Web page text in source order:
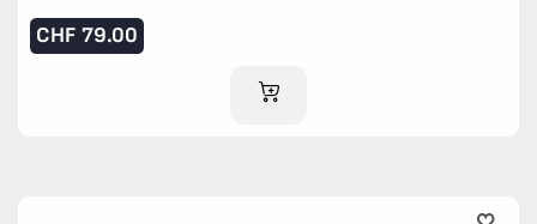
CHF 79.00
IM WARENKORB